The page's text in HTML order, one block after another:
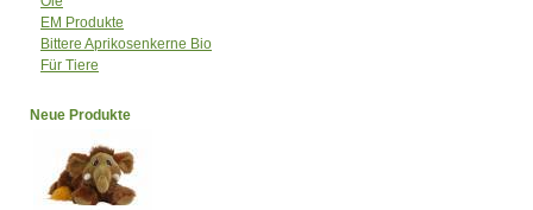
EM Produkte
Bittere Aprikosenkerne Bio
Für Tiere
Neue Produkte